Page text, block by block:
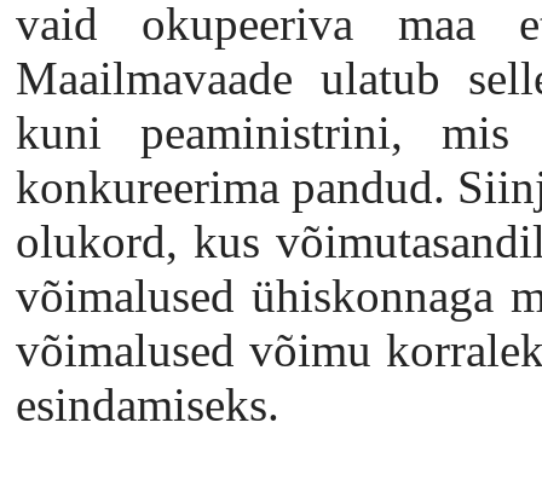
vaid okupeeriva maa
Maailmavaade ulatub
kuni peaministrini,
konkureerima pandud.
olukord, kus
võimalused ühiskonnaga
võimalused võimu
esindamiseks.